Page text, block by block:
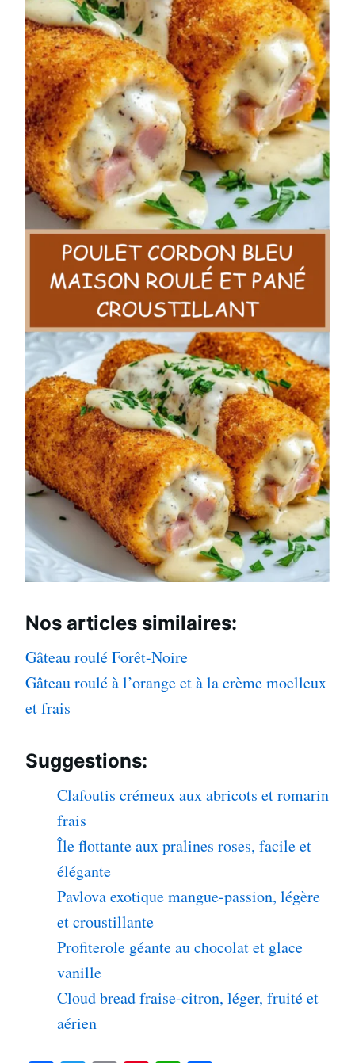
Nos articles similaires:
Gâteau roulé Forêt-Noire
Gâteau roulé à l’orange et à la crème moelleux
et frais
Suggestions:
Clafoutis crémeux aux abricots et romarin
frais
Île flottante aux pralines roses, facile et
élégante
Pavlova exotique mangue-passion, légère
et croustillante
Profiterole géante au chocolat et glace
vanille
Cloud bread fraise-citron, léger, fruité et
aérien